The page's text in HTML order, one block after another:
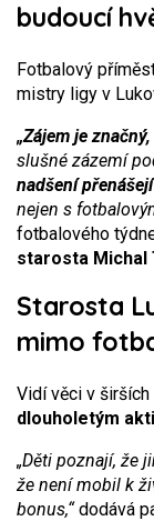
budoucí
Fotbalový
mistry ligy v
„Zájem je značný,
slušné zázemí
nadšení
nejen s
fotbalového
starosta Michal
Starosta
mimo
Vidí věci v
dlouholetým
„Děti poznají, že
že není mobil k
bonus,“dodává